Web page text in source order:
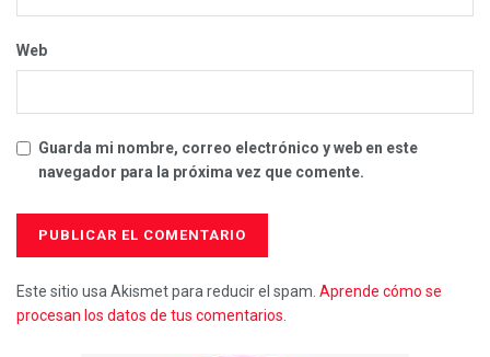
Web
Guarda mi nombre, correo electrónico y web en este
navegador para la próxima vez que comente.
Este sitio usa Akismet para reducir el spam. Aprende cómo se
procesan los datos de tus comentarios.